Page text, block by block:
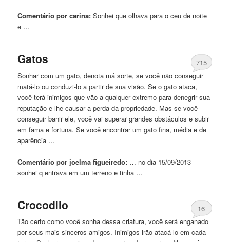
Comentário por carina: Sonhei que olhava para o ceu de noite
e …
Gatos
715
Sonhar com um gato, denota má sorte, se você não conseguir
matá-lo ou conduzi-lo a partir de sua visão. Se o gato ataca,
você terá inimigos que vão a qualquer extremo para denegrir sua
reputação e lhe causar a perda da propriedade. Mas se você
conseguir banir ele, você vai superar grandes obstáculos e subir
em fama e fortuna. Se você encontrar um gato fina, média e de
aparência …
Comentário por joelma figueiredo: … no dia 15/09/2013
sonhei q entrava em um terreno e tinha …
Crocodilo
16
Tão certo como você sonha dessa criatura, você será enganado
por seus mais sinceros amigos. Inimigos irão atacá-lo em cada